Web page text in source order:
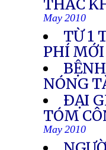
THÁC
May 2010
TỪ 1
PHÍ MỚI
NÓNG
ÐẠI
TÓM
May 2010